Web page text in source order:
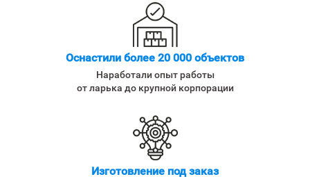
Оснастили более 20 000 объектов
Наработали опыт работы
от ларька до крупной корпорации
Изготовление под заказ